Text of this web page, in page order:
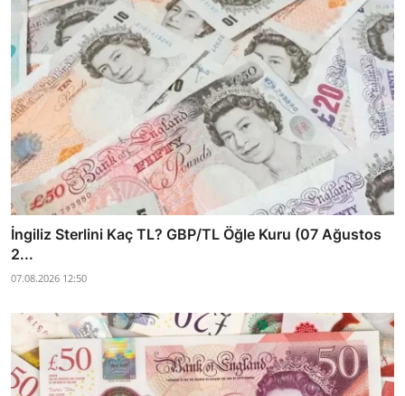
İngiliz Sterlini Kaç TL? GBP/TL Öğle Kuru (07 Ağustos
2...
07.08.2026 12:50